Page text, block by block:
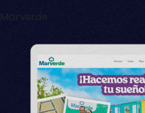
Marverde